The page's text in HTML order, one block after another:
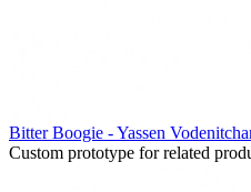
Bitter Boogie - Yassen
Custom prototype for related